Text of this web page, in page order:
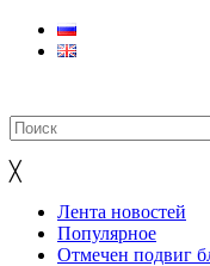
╳
Лента новостей
Популярное
Отмечен подвиг